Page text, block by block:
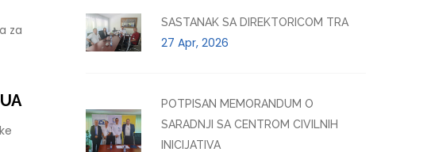
za
SASTANAK SA DIREKTORICOM TRA
27 Apr, 2026
POTPISAN MEMORANDUM O
SARADNJI SA CENTROM CIVILNIH
INICIJATIVA